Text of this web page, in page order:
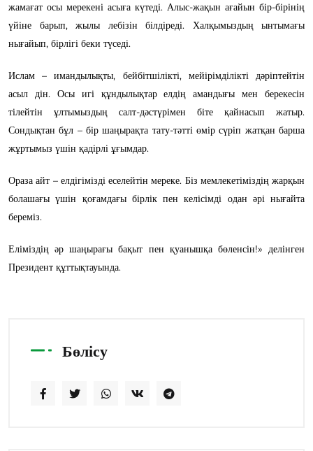
жамағат осы мерекені асыға күтеді. Алыс-жақын ағайын бір-бірінің
үйіне барып, жылы лебізін білдіреді. Халқымыздың ынтымағы
нығайып, бірлігі беки түседі.
Ислам – имандылықты, бейбітшілікті, мейірімділікті дәріптейтін
асыл дін. Осы игі құндылықтар елдің амандығы мен берекесін
тілейтін ұлтымыздың салт-дәстүрімен біте қайнасып жатыр.
Сондықтан бұл – бір шаңырақта тату-тәтті өмір сүріп жатқан барша
жұртымыз үшін қадірлі ұғымдар.
Ораза айт – елдігімізді еселейтін мереке. Біз мемлекетіміздің жарқын
болашағы үшін қоғамдағы бірлік пен келісімді одан әрі нығайта
береміз.
Еліміздің әр шаңырағы бақыт пен қуанышқа бөленсін!» делінген
Президент құттықтауында.
Бөлісу